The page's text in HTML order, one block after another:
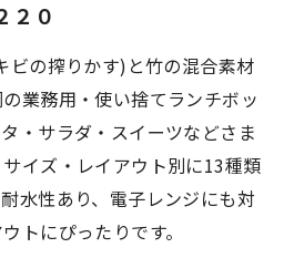
２０
ビの搾りかす)と竹の混合素材
業務用・使い捨てランチボッ
・サラダ・スイーツなどさま
イズ・レイアウト別に13種類
水性あり、電子レンジにも対
トにぴったりです。